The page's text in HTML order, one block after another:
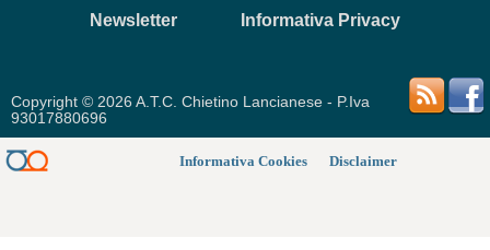
Newsletter Informativa Privacy
Copyright © 2026 A.T.C. Chietino Lancianese - P.Iva
93017880696
Disclaimer
Informativa Cookies